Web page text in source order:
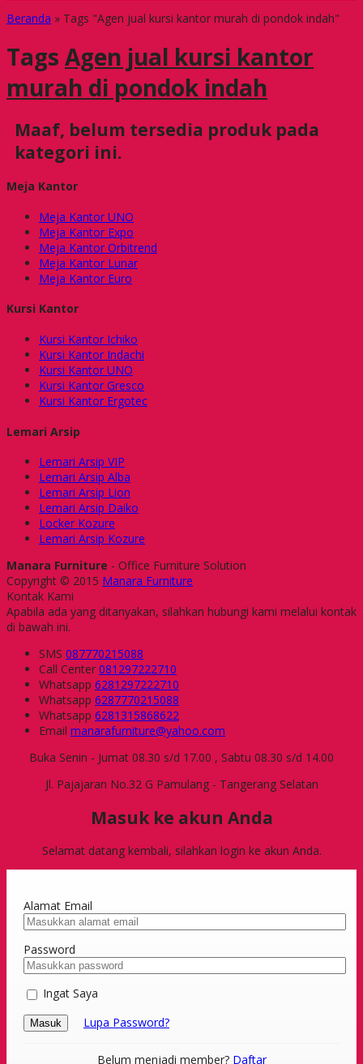
Beranda » Tags "Agen jual kursi kantor murah di pondok indah"
Tags Agen jual kursi kantor
murah di pondok indah
Maaf, belum tersedia produk pada
kategori ini.
Meja Kantor
Meja Kantor UNO
Meja Kantor Expo
Meja Kantor Orbitrend
Meja Kantor Lunar
Meja Kantor Euro
Kursi Kantor
Kursi Kantor Ichiko
Kursi Kantor Indachi
Kursi Kantor UNO
Kursi Kantor Gresco
Kursi Kantor Ergotec
Lemari Arsip
Lemari Arsip VIP
Lemari Arsip Alba
Lemari Arsip Lion
Lemari Arsip Daiko
Locker Kozure
Lemari Arsip Kozure
Manara Furniture - Office Furniture Solution
Copyright © 2015 Manara Furniture
Kontak Kami
Apabila ada yang ditanyakan, silahkan hubungi kami melalui kontak
di bawah ini.
SMS 087770215088
Call Center 081297222710
Whatsapp 6281297222710
Whatsapp 6287770215088
Whatsapp 6281315868622
Email manarafurniture@yahoo.com
Buka Senin - Jumat 08.30 s/d 17.00 , Sabtu 08.30 s/d 14.00
Jl. Pajajaran No.32 G Pamulang - Tangerang Selatan
Masuk ke akun Anda
Selamat datang kembali, silahkan login ke akun Anda.
Alamat Email
Password
Ingat Saya
Masuk Lupa Password?
Belum menjadi member? Daftar